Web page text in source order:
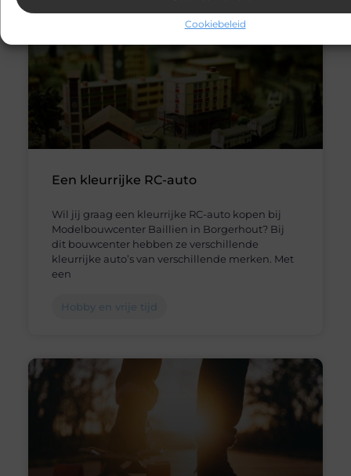
Cookiebeleid
Een kleurrijke RC-auto
Wil jij graag een kleurrijke RC-auto kopen bij
Modelbouwcenter Baillien in Borgerhout? Bij
dit bouwcenter hebben ze verschillende
kleurrijke auto’s van verschillende merken. Met
een
Hobby en vrije tijd